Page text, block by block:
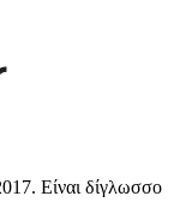
Είναι δίγλωσσο